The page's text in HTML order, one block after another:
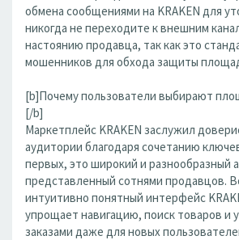
обмена сообщениями на KRAKEN для
никогда не переходите к внешним
настоянию продавца, так как это
мошенников для обхода защиты
[b]Почему пользователи выбирают
[/b]
Маркетплейс KRAKEN заслужил
аудитории благодаря сочетанию
первых, это широкий и разнообразный
представленный сотнями продавцов.
интуитивно понятный интерфейс
упрощает навигацию, поиск товаров и
заказами даже для новых